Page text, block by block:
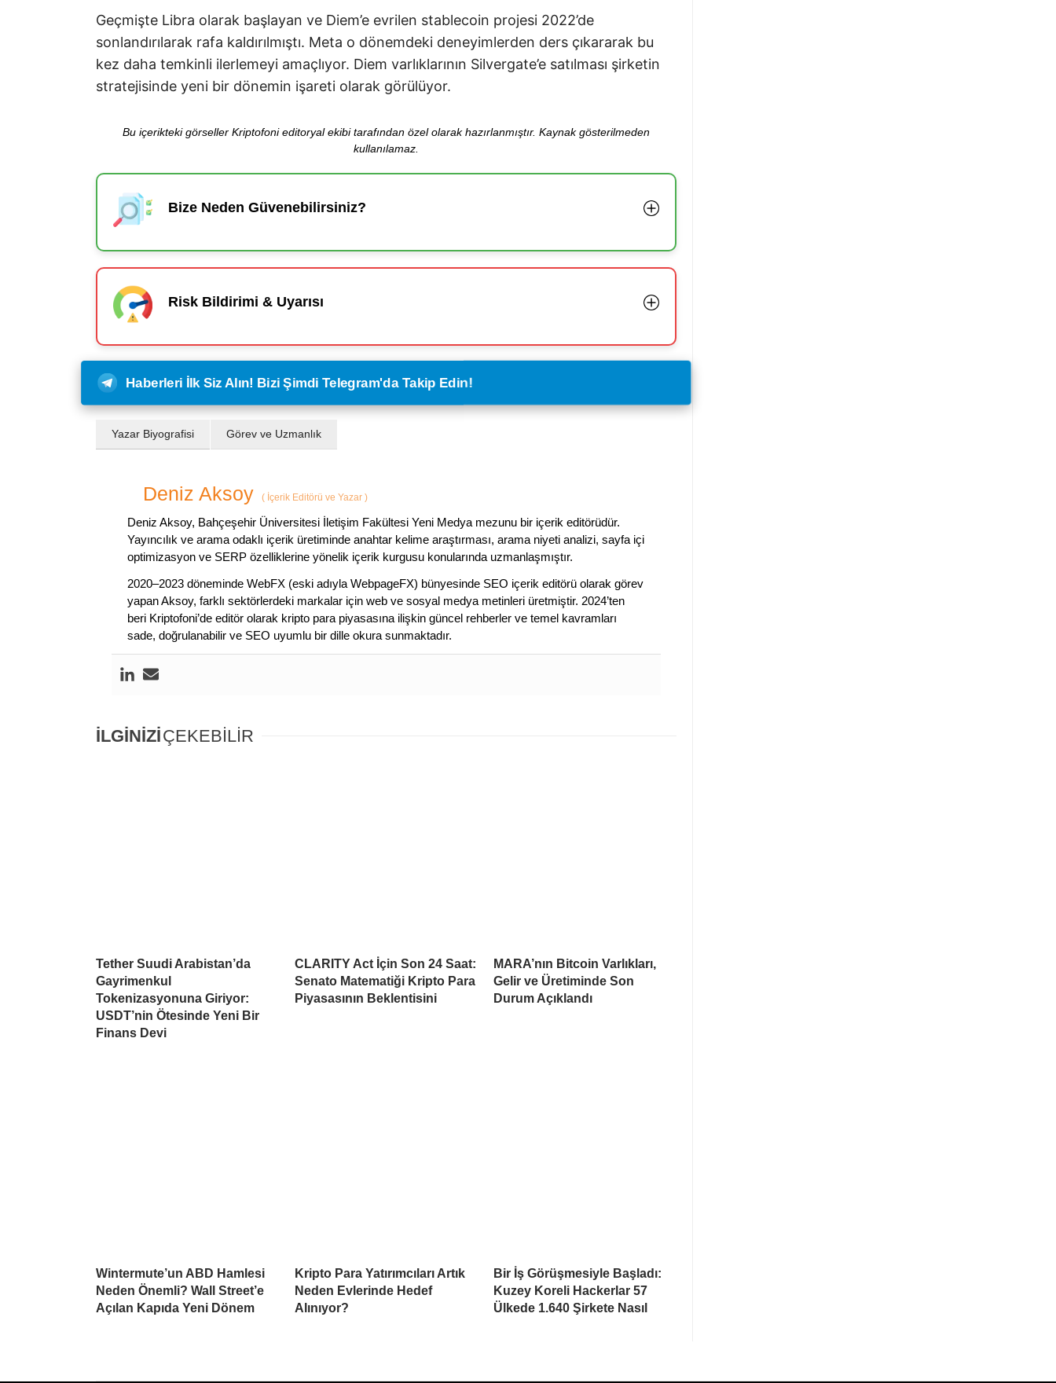
Geçmişte Libra olarak başlayan ve Diem’e evrilen stablecoin projesi 2022’de
sonlandırılarak rafa kaldırılmıştı. Meta o dönemdeki deneyimlerden ders çıkararak bu
kez daha temkinli ilerlemeyi amaçlıyor. Diem varlıklarının Silvergate’e satılması şirketin
stratejisinde yeni bir dönemin işareti olarak görülüyor.
Bu içerikteki görseller Kriptofoni editoryal ekibi tarafından özel olarak hazırlanmıştır. Kaynak gösterilmeden
kullanılamaz.
Bize Neden Güvenebilirsiniz?
Risk Bildirimi & Uyarısı
Haberleri İlk Siz Alın! Bizi Şimdi Telegram'da Takip Edin!
Yazar Biyografisi Görev ve Uzmanlık
Deniz Aksoy ( İçerik Editörü ve Yazar )
Deniz Aksoy, Bahçeşehir Üniversitesi İletişim Fakültesi Yeni Medya mezunu bir içerik editörüdür.
Yayıncılık ve arama odaklı içerik üretiminde anahtar kelime araştırması, arama niyeti analizi, sayfa içi
optimizasyon ve SERP özelliklerine yönelik içerik kurgusu konularında uzmanlaşmıştır.
2020–2023 döneminde WebFX (eski adıyla WebpageFX) bünyesinde SEO içerik editörü olarak görev
yapan Aksoy, farklı sektörlerdeki markalar için web ve sosyal medya metinleri üretmiştir. 2024’ten
beri Kriptofoni’de editör olarak kripto para piyasasına ilişkin güncel rehberler ve temel kavramları
sade, doğrulanabilir ve SEO uyumlu bir dille okura sunmaktadır.
İLGİNİZİÇEKEBİLİR
Tether Suudi Arabistan’da
Gayrimenkul
Tokenizasyonuna Giriyor:
USDT’nin Ötesinde Yeni Bir
Finans Devi
CLARITY Act İçin Son 24 Saat:
Senato Matematiği Kripto Para
Piyasasının Beklentisini
MARA’nın Bitcoin Varlıkları,
Gelir ve Üretiminde Son
Durum Açıklandı
Wintermute’un ABD Hamlesi
Neden Önemli? Wall Street’e
Açılan Kapıda Yeni Dönem
Kripto Para Yatırımcıları Artık
Neden Evlerinde Hedef
Alınıyor?
Bir İş Görüşmesiyle Başladı:
Kuzey Koreli Hackerlar 57
Ülkede 1.640 Şirkete Nasıl